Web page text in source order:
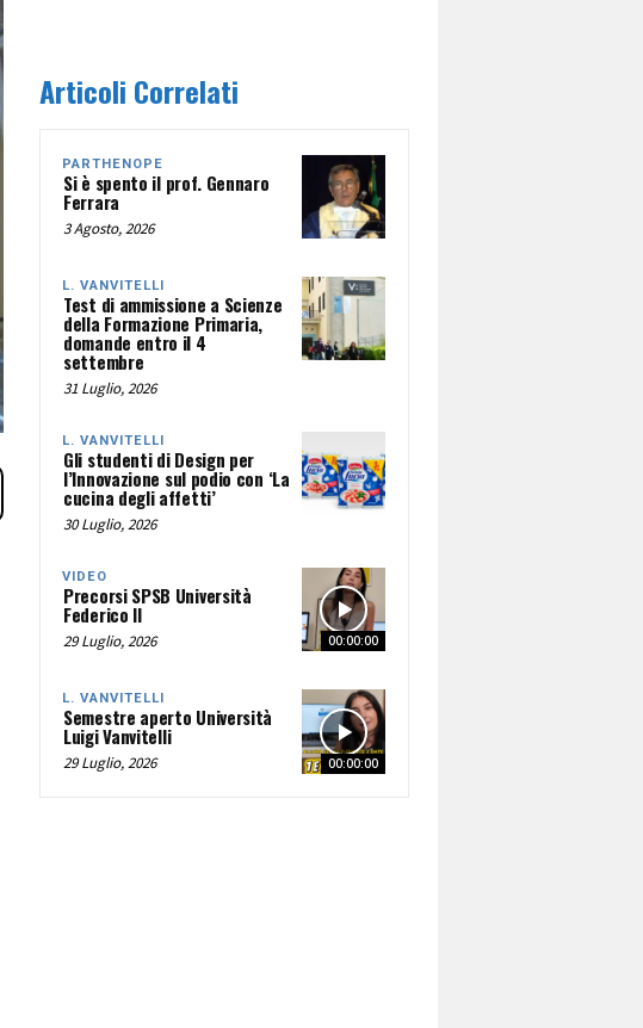
Articoli Correlati
PARTHENOPE
Si è spento il prof. Gennaro
Ferrara
3 Agosto, 2026
L. VANVITELLI
Test di ammissione a Scienze
della Formazione Primaria,
domande entro il 4
settembre
31 Luglio, 2026
L. VANVITELLI
Gli studenti di Design per
l’Innovazione sul podio con ‘La
cucina degli affetti’
30 Luglio, 2026
00:00:00
VIDEO
Precorsi SPSB Università
Federico II
29 Luglio, 2026
00:00:00
L. VANVITELLI
Semestre aperto Università
Luigi Vanvitelli
29 Luglio, 2026